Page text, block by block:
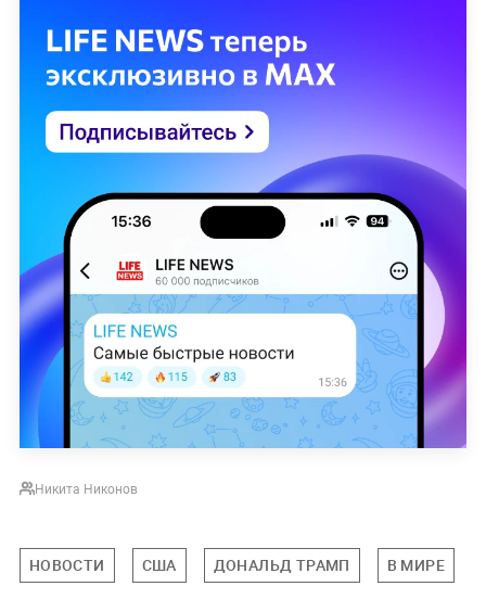
Никита Никонов
НОВОСТИ США ДОНАЛЬД ТРАМП В МИРЕ